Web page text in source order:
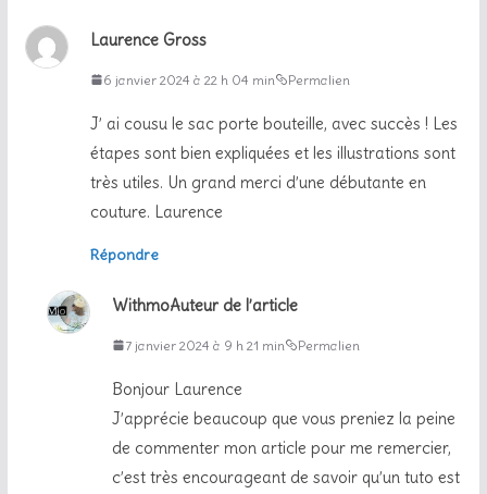
Laurence Gross
6 janvier 2024 à 22 h 04 min Permalien
J’ ai cousu le sac porte bouteille, avec succès ! Les
étapes sont bien expliquées et les illustrations sont
très utiles. Un grand merci d’une débutante en
couture. Laurence
Répondre
WithmoAuteur de l’article
7 janvier 2024 à 9 h 21 min Permalien
Bonjour Laurence
J’apprécie beaucoup que vous preniez la peine
de commenter mon article pour me remercier,
c’est très encourageant de savoir qu’un tuto est